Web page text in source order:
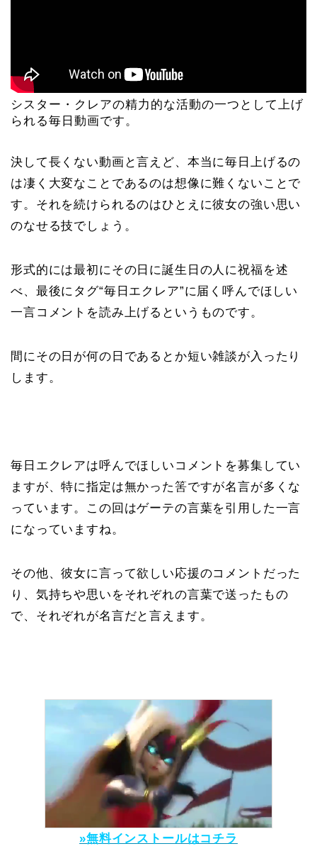
シスター・クレアの精力的な活動の一つとして上げ
られる毎日動画です。
決して長くない動画と言えど、本当に毎日上げるの
は凄く大変なことであるのは想像に難くないことで
す。それを続けられるのはひとえに彼女の強い思い
のなせる技でしょう。
形式的には最初にその日に誕生日の人に祝福を述
べ、最後にタグ“毎日エクレア”に届く呼んでほしい
一言コメントを読み上げるというものです。
間にその日が何の日であるとか短い雑談が入ったり
します。
毎日エクレアは呼んでほしいコメントを募集してい
ますが、特に指定は無かった筈ですが名言が多くな
っています。この回はゲーテの言葉を引用した一言
になっていますね。
その他、彼女に言って欲しい応援のコメントだった
り、気持ちや思いをそれぞれの言葉で送ったもの
で、それぞれが名言だと言えます。
»無料インストールはコチラ